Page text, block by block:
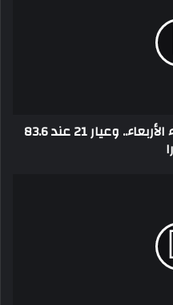
تراجع أسعار الذهب محليا مساء الأربعاء.. وعيار 21 عند 83.6